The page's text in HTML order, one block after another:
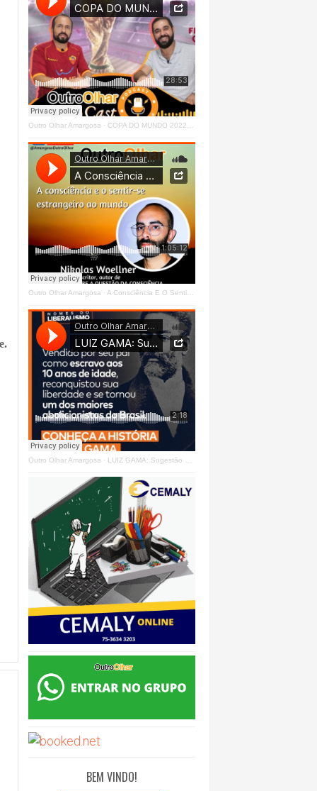
Outro Olhar Amargosa · COPA DO MUNDO 2022 - OUTRO OLHAR CAST #O1 Right
Outro Olhar Amargosa · A Consciência E O Sentir - Se Estrangeiro Ao Mundo
Outro Olhar Amargosa · LUIZ GAMA: Sugestão Outro Olhar
BEM VINDO!